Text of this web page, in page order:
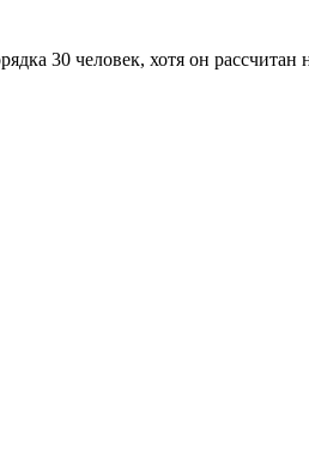
30 человек, хотя он рассчитан